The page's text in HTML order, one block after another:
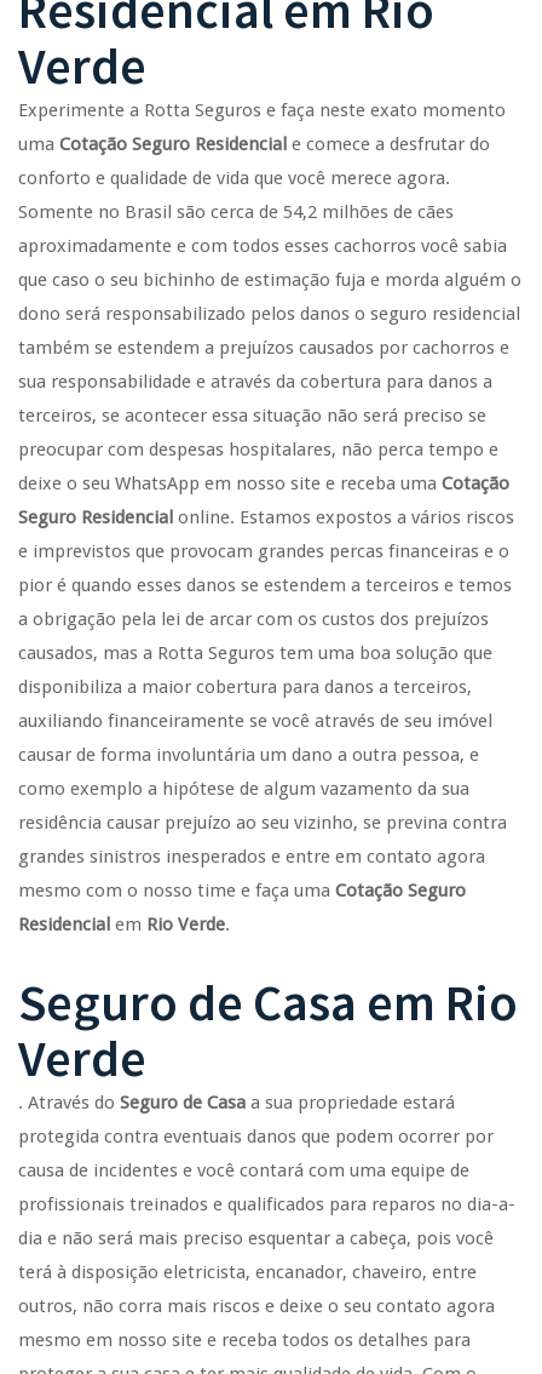
Verde
Experimente a Rotta Seguros e faça neste exato momento
uma Cotação Seguro Residencial e comece a desfrutar do
conforto e qualidade de vida que você merece agora.
Somente no Brasil são cerca de 54,2 milhões de cães
aproximadamente e com todos esses cachorros você sabia
que caso o seu bichinho de estimação fuja e morda alguém o
dono será responsabilizado pelos danos o seguro residencial
também se estendem a prejuízos causados por cachorros e
sua responsabilidade e através da cobertura para danos a
terceiros, se acontecer essa situação não será preciso se
preocupar com despesas hospitalares, não perca tempo e
deixe o seu WhatsApp em nosso site e receba uma Cotação
Seguro Residencial online. Estamos expostos a vários riscos
e imprevistos que provocam grandes percas financeiras e o
pior é quando esses danos se estendem a terceiros e temos
a obrigação pela lei de arcar com os custos dos prejuízos
causados, mas a Rotta Seguros tem uma boa solução que
disponibiliza a maior cobertura para danos a terceiros,
auxiliando financeiramente se você através de seu imóvel
causar de forma involuntária um dano a outra pessoa, e
como exemplo a hipótese de algum vazamento da sua
residência causar prejuízo ao seu vizinho, se previna contra
grandes sinistros inesperados e entre em contato agora
mesmo com o nosso time e faça uma Cotação Seguro
Residencial em Rio Verde.
Seguro de Casa em Rio
Verde
. Através do Seguro de Casa a sua propriedade estará
protegida contra eventuais danos que podem ocorrer por
causa de incidentes e você contará com uma equipe de
profissionais treinados e qualificados para reparos no dia-a-
dia e não será mais preciso esquentar a cabeça, pois você
terá à disposição eletricista, encanador, chaveiro, entre
outros, não corra mais riscos e deixe o seu contato agora
mesmo em nosso site e receba todos os detalhes para